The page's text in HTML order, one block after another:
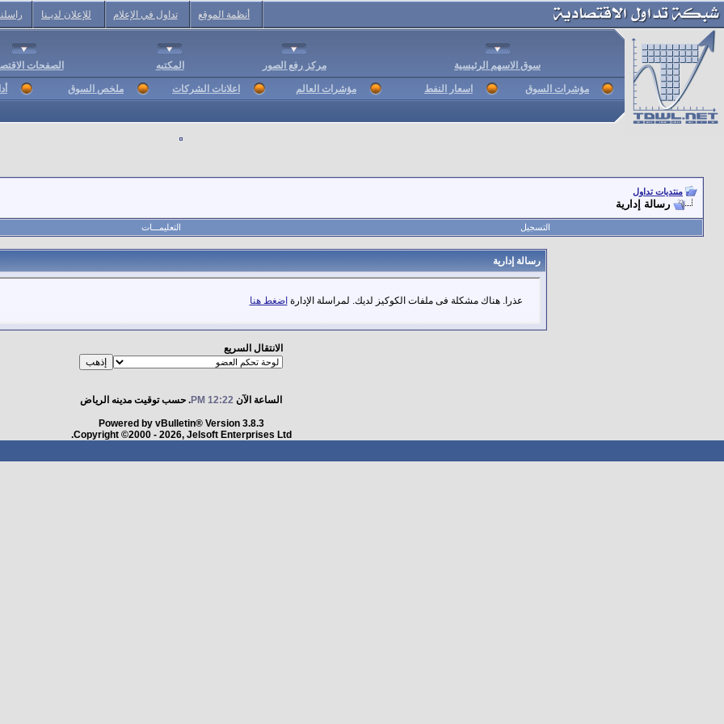
أنظمة الموقع تداول في الإعلام للإعلان لديـنا
سوق الاسهم الرئيسية مركز رفع الصور المكتبه الصفحات
مؤشرات السوق اسعار النفط مؤشرات العالم اعلانات الشركات ملخص السوق
منتديات تداول
رسالة إدارية
التسجيل التعليمـــات
رسالة إدارية
عذرا. هناك مشكلة فى ملفات الكوكيز لديك. لمراسلة الإدارة اضغط هنا
الانتقال السريع
الساعة الآن 12:22 PM . حسب توقيت مدينه الرياض
Powered by vBulletin® Version 3.8.3
Copyright ©2000 - 2026, Jelsoft Enterprises Ltd.